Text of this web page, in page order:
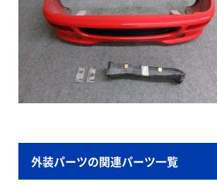
外装パーツの関連パーツ一覧